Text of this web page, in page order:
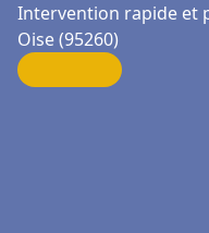
Intervention rapide et
Oise (95260)